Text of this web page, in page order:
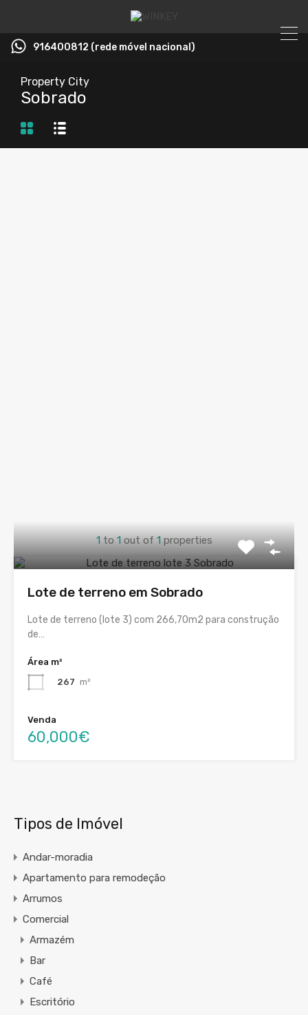
916400812 (rede móvel nacional)
Property City
Sobrado
1 to1 out of1 properties
Lote de terreno em Sobrado
Lote de terreno (lote 3) com 266,70m2 para construção
de…
Área m²
267 m²
Venda
60,000€
Tipos de Imóvel
Andar-moradia
Apartamento para remodeção
Arrumos
Comercial
Armazém
Bar
Café
Escritório